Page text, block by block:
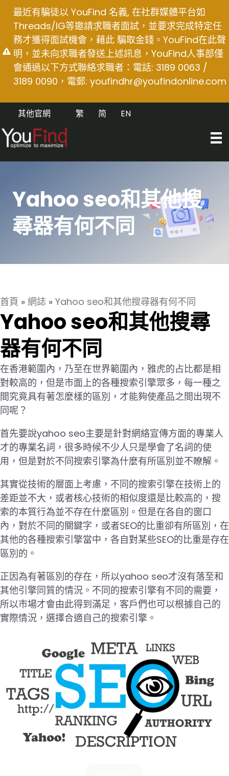
content
最近有騙徒以 YouFind 名義, 在社群媒體平台如
Threads/IG等邀請求職者面試，並要求完成特定任
務才獲得面試機會，藉此 騙取金錢。YouFind在此聲
明，並未向求職者發送上述訊息，YouFind人事部僅
會通過以下方式聯絡求職者：電話: 3189 0063 /
3189 0090，電郵: youfindhr@youfindonline.com
其他官網 EN
简
繁
Yahoo seo和其他搜
尋器有何不同
首頁 » 網誌 » Yahoo seo和其他搜尋器有何不同
Yahoo seo和其他搜尋
器有何不同
在香港範圍內，乃至在世界範圍內，雅虎的占比都是相
對較高的，但是市面上的各種搜索引擎眾多，每一種之
間究竟具有著怎麼樣的區別，才能夠使產品之間出現不
同呢？
首先要說yahoo seo主要是針對網絡宣傳方面的專業人
才的專業名詞，很多時候不少人只是學會了名詞的使
用，但是對於不同搜索引擎為什麼有所區別並不瞭解。
其實從技術的層面上考慮，不同的搜索引擎在技術上的
差距並不大，或者核心技術的相似度還是比較高的，搜
索的本質行為並不存在什麼區別。但是在各自的窗口
內，對於不同的關鍵字，或者SEO的比重卻有所區別，在
其他的各種搜索引擎當中，各自對某些SEO的比重是存在
區別的。
正因為有著區別的存在，所以yahoo seo才沒有落至和
其他引擎同質的情況。不同的搜索引擎有不同的需要，
所以市場才會由此得到滿足，客戶們也可以根據自己的
實際情況，選擇合適自己的搜索引擎。